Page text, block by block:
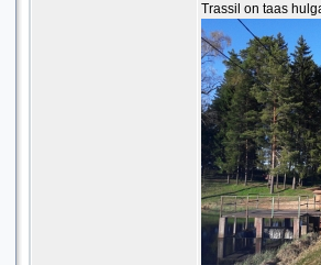
Trassil on taas